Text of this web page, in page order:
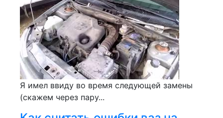
Я имел ввиду во время следующей замены
(скажем через пару...